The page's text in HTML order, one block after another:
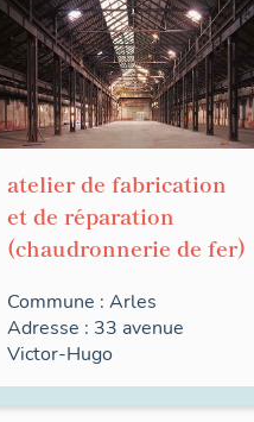
atelier de fabrication
et de réparation
(chaudronnerie de fer)
Commune : Arles
Adresse : 33 avenue
Victor-Hugo